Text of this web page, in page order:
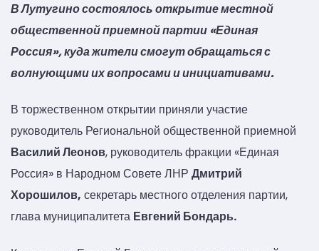
В Лутугино состоялось открытие местной
общественной приемной партии «Единая
Россия», куда жители смогут обращаться с
волнующими их вопросами и инициативами.
В торжественном открытии приняли участие
руководитель Региональной общественной приемной
Василий Леонов, руководитель фракции «Единая
Россия» в Народном Совете ЛНР Дмитрий
Хорошилов, секретарь местного отделения партии,
глава муниципалитета Евгений Бондарь.